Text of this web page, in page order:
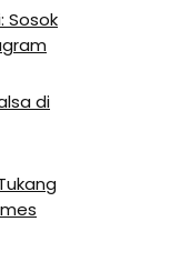
Sosok
di